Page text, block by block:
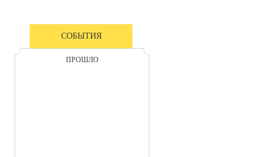
СОБЫТИЯ
ПРОШЛО